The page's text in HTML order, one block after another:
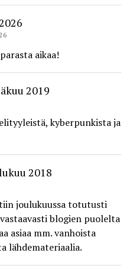
aikaa!
2019
kyberpunkista ja
2018
joulukuussa totutusti
blogien puolelta
asiaa mm. vanhoista
lähdemateriaalia.